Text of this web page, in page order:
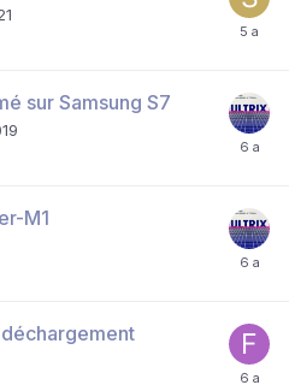
sur Samsung S7
M1